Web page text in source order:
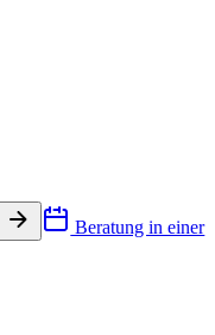
Beratung in einer